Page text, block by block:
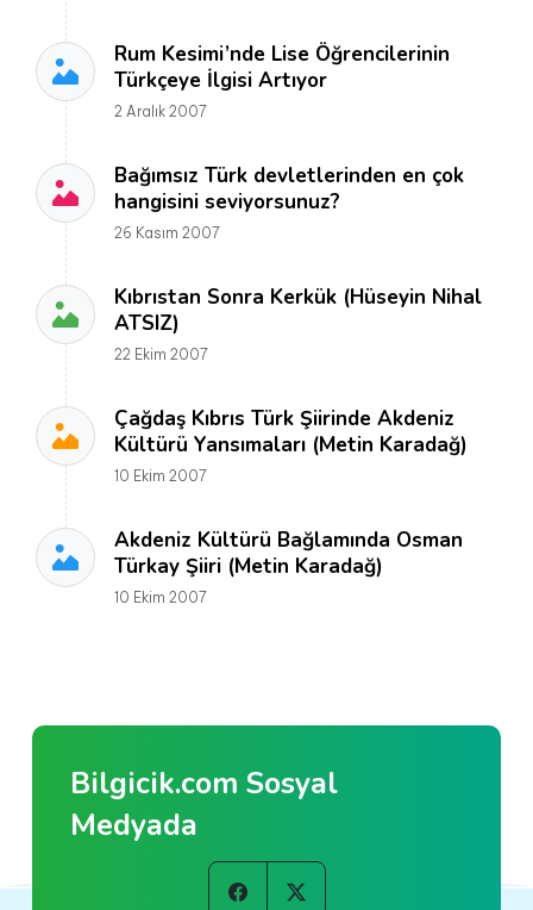
Rum Kesimi’nde Lise Öğrencilerinin
Türkçeye İlgisi Artıyor
2 Aralık 2007
Bağımsız Türk devletlerinden en çok
hangisini seviyorsunuz?
26 Kasım 2007
Kıbrıstan Sonra Kerkük (Hüseyin Nihal
ATSIZ)
22 Ekim 2007
Çağdaş Kıbrıs Türk Şiirinde Akdeniz
Kültürü Yansımaları (Metin Karadağ)
10 Ekim 2007
Akdeniz Kültürü Bağlamında Osman
Türkay Şiiri (Metin Karadağ)
10 Ekim 2007
Bilgicik.com Sosyal
Medyada